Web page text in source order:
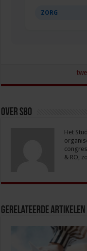
ZORG
Over sbo
Het
& RO,
Gerelateerde Artikelen